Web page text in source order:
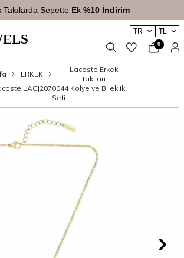
Takılarda Sepette Ek %10 İndirim
TR TL
0
ERKEK
Lacoste Erkek
Takıları
LACJ2070044 Kolye ve Bileklik
Seti